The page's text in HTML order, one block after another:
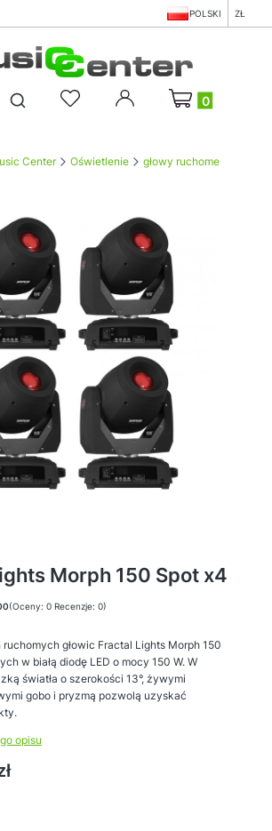
POLSKI ZŁ
Otwórz wyszukiwarkę
Produkty w
Center Oświetlenie głowy ruchome
Morph 150 Spot x4
(Oceny: 0 Recenzje: 0)
głowic Fractal Lights Morph 150
w białą diodę LED o mocy 150 W. W
światła o szerokości 13°, żywymi
gobo i pryzmą pozwolą uzyskać
opisu